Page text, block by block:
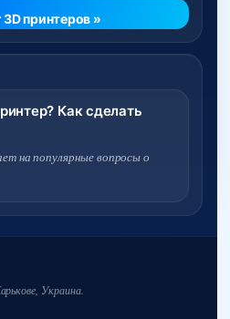
3D принтеров »
Как сделать
на популярные вопросы о
Украина.